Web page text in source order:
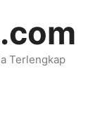
Terlengkap